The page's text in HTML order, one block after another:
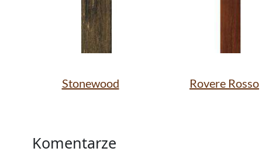
Stonewood Rovere Rosso
Komentarze